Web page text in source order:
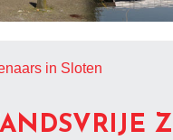
in Sloten